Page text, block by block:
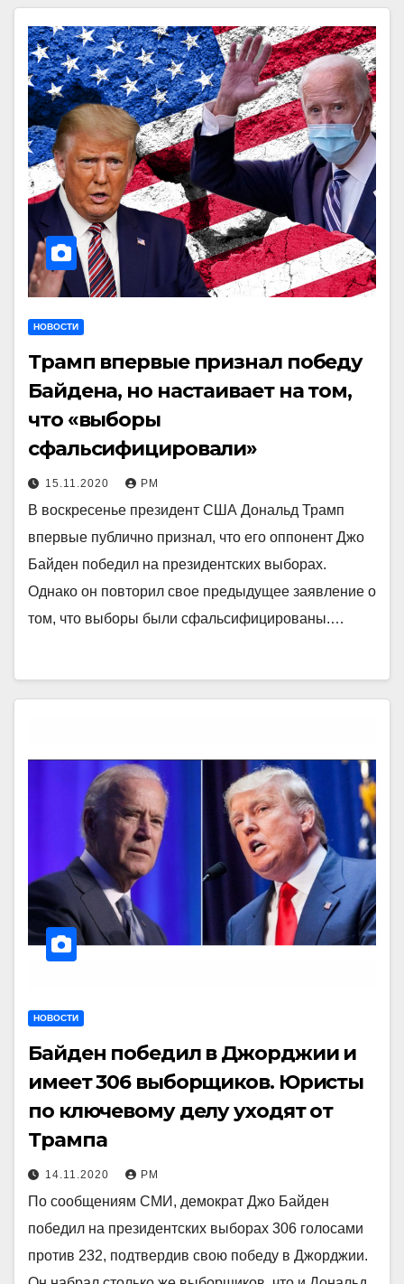
НОВОСТИ
Трамп впервые признал победу
Байдена, но настаивает на том,
что «выборы
сфальсифицировали»
15.11.2020 РМ
В воскресенье президент США Дональд Трамп
впервые публично признал, что его оппонент Джо
Байден победил на президентских выборах.
Однако он повторил свое предыдущее заявление о
том, что выборы были сфальсифицированы.…
НОВОСТИ
Байден победил в Джорджии и
имеет 306 выборщиков. Юристы
по ключевому делу уходят от
Трампа
14.11.2020 РМ
По сообщениям СМИ, демократ Джо Байден
победил на президентских выборах 306 голосами
против 232, подтвердив свою победу в Джорджии.